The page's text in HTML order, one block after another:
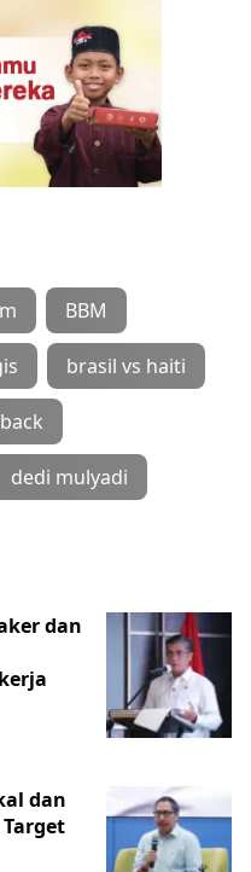
BBM
brasil vs haiti
dedi mulyadi
dan
dan